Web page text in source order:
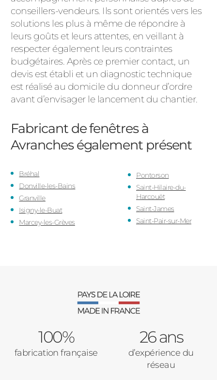
conseillers-vendeurs. Ils sont orientés vers les
solutions les plus à même de répondre à
leurs goûts et leurs attentes, en veillant à
respecter également leurs contraintes
budgétaires. Après ce premier contact, un
devis est établi et un diagnostic technique
est réalisé au domicile du donneur d’ordre
avant d’envisager le lancement du chantier.
Fabricant de fenêtres à
Avrancheségalement présent
Bréhal
Donville-les-Bains
Granville
Isigny-le-Buat
Marcey-les-Grèves
Pontorson
Saint-Hilaire-du-
Harcouët
Saint-James
Saint-Pair-sur-Mer
100%
fabrication française
26 ans
d’expérience du
réseau